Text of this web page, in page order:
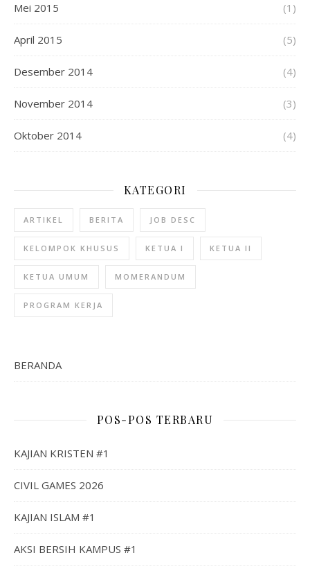
Mei 2015 (1)
April 2015 (5)
Desember 2014 (4)
November 2014 (3)
Oktober 2014 (4)
KATEGORI
ARTIKEL BERITA JOB DESC
KELOMPOK KHUSUS KETUA I KETUA II
KETUA UMUM MOMERANDUM
PROGRAM KERJA
BERANDA
POS-POS TERBARU
KAJIAN KRISTEN #1
CIVIL GAMES 2026
KAJIAN ISLAM #1
AKSI BERSIH KAMPUS #1